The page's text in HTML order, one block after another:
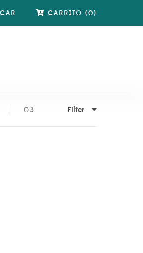
CARRITO (0)
03 Filter